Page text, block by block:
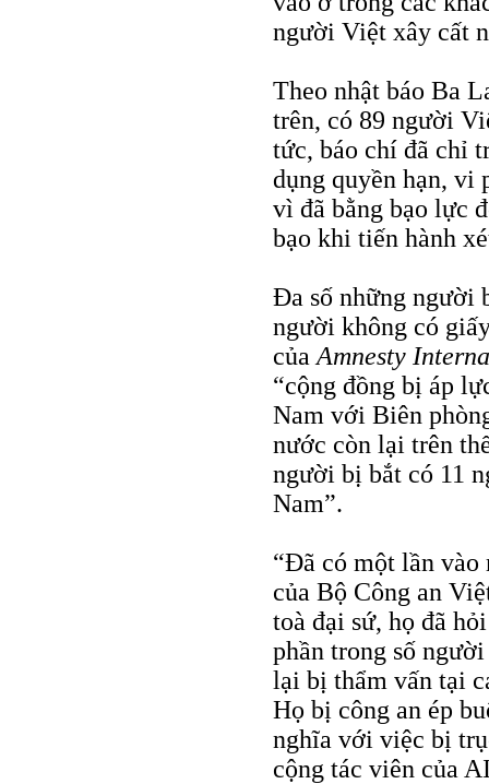
người Việt xây cất
Theo nhật báo Ba
trên, có 89 người
tức, báo chí đã chỉ
dụng quyền hạn, vi
vì đã bằng bạo lực
bạo khi tiến hành
Đa số những người
người không có
của Amnesty
“cộng đồng bị áp
Nam với Biên
nước còn lại trên
người bị bắt có 11
Nam”.
“Đã có một lần vào
của Bộ Công an
toà đại sứ, họ đã
phần trong số
lại bị thẩm vấn tại
Họ bị công an ép
nghĩa với việc bị
cộng tác viên của